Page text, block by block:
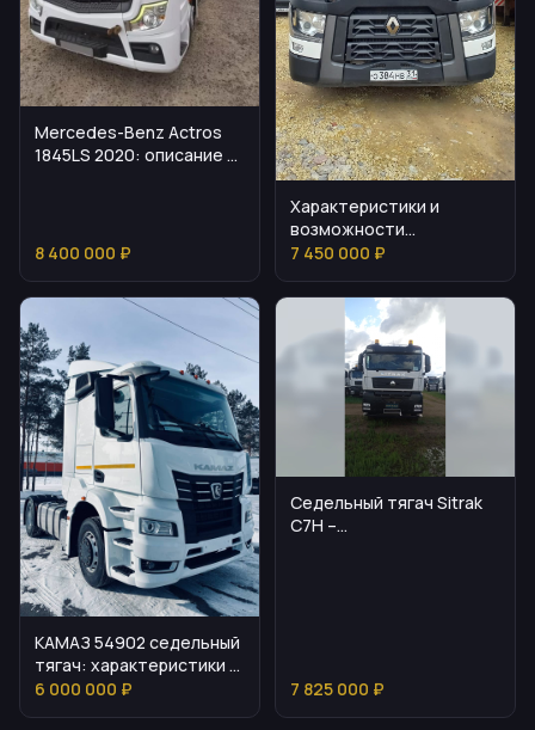
Mercedes-Benz Actros
1845LS 2020: описание и
8 400 000 ₽
Характеристики и
возможности
седельного тягача
7 450 000 ₽
КАМАЗ 54902 седельный
тягач: характеристики и
стоимость
6 000 000 ₽
Седельный тягач Sitrak
C7H –
7 825 000 ₽